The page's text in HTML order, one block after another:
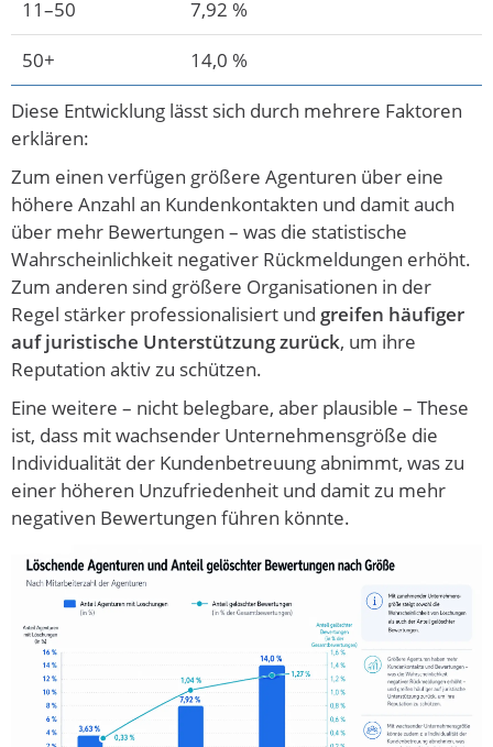
11–50
7,92 %
50+
14,0 %
Diese Entwicklung lässt sich durch mehrere Faktoren
erklären:
Zum einen verfügen größere Agenturen über eine
höhere Anzahl an Kundenkontakten und damit auch
über mehr Bewertungen – was die statistische
Wahrscheinlichkeit negativer Rückmeldungen erhöht.
Zum anderen sind größere Organisationen in der
Regel stärker professionalisiert und greifen häufiger
auf juristische Unterstützung zurück, um ihre
Reputation aktiv zu schützen.
Eine weitere – nicht belegbare, aber plausible – These
ist, dass mit wachsender Unternehmensgröße die
Individualität der Kundenbetreuung abnimmt, was zu
einer höheren Unzufriedenheit und damit zu mehr
negativen Bewertungen führen könnte.